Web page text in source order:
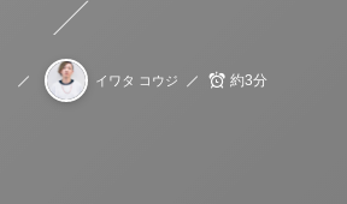
イワタ コウジ 約3分